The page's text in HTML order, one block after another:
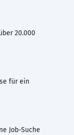
20.000
für ein
Job-Suche